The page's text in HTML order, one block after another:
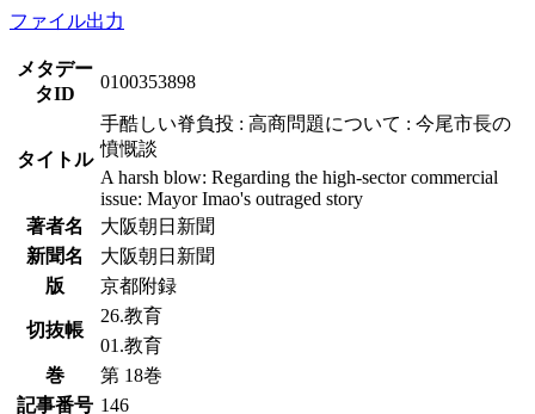
ファイル出力
メタデー
タID
0100353898
タイトル
手酷しい脊負投 : 高商問題について : 今尾市長の
憤慨談
A harsh blow: Regarding the high-sector commercial
issue: Mayor Imao's outraged story
著者名
大阪朝日新聞
新聞名
大阪朝日新聞
版
京都附録
切抜帳
26.教育
01.教育
巻
第 18巻
記事番号 146